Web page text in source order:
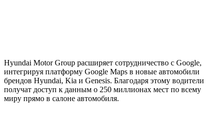
Hyundai Motor Group расширяет сотрудничество с Google,
интегрируя платформу Google Maps в новые автомобили
брендов Hyundai, Kia и Genesis. Благодаря этому водители
получат доступ к данным о 250 миллионах мест по всему
миру прямо в салоне автомобиля.